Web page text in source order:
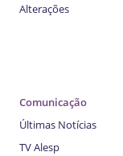
Alterações
Comunicação
Últimas Notícias
TV Alesp